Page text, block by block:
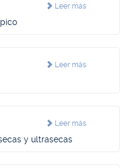
Leer más
Leer más
Leer más
y ultrasecas